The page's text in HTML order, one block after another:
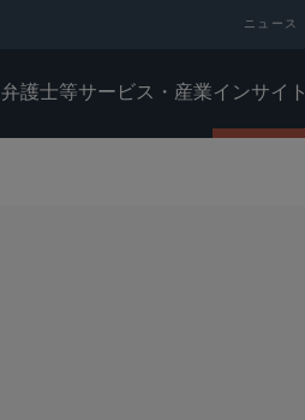
ニュース
弁護士等サービス・産業インサイト